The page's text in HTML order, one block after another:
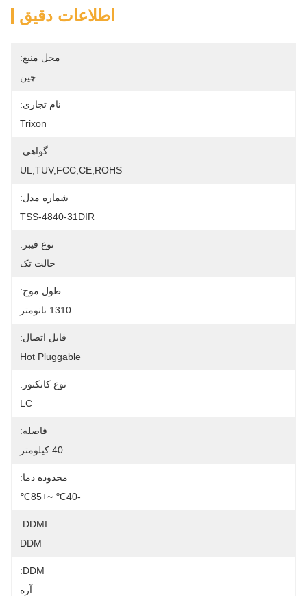
اطلاعات دقیق
محل منبع:
چین
نام تجاری:
Trixon
گواهی:
UL,TUV,FCC,CE,ROHS
شماره مدل:
TSS-4840-31DIR
نوع فیبر:
حالت تک
طول موج:
1310 نانومتر
قابل اتصال:
Hot Pluggable
نوع کانکتور:
LC
فاصله:
40 کیلومتر
محدوده دما:
-40℃ ~+85℃
DDMI:
DDM
DDM:
آره